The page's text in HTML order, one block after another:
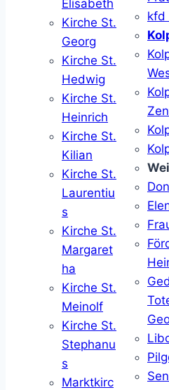
Elisabeth
Kirche St.
Georg
Kirche St.
Hedwig
Kirche St.
Heinrich
Kirche St.
Kilian
Kirche St.
Laurentiu
s
Kirche St.
Margaret
ha
Kirche St.
Meinolf
Kirche St.
Stephanu
s
Marktkirc
kfd